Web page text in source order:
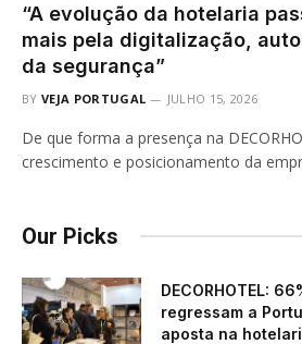
“A evolução da hotelaria
mais pela digitalização,
da segurança”
BY VEJA PORTUGAL JULHO 15, 2026
De que forma a presença na
crescimento e posicionamento da
Our Picks
DECORHOTEL:
regressam a
aposta na